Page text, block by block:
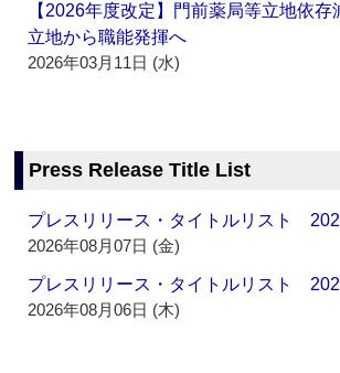
【2026年度改定】門前薬局等立地依
立地から職能発揮へ
2026年03月11日 (水)
Press Release Title List
プレスリリース・タイトルリスト
2026年08月07日 (金)
プレスリリース・タイトルリスト
2026年08月06日 (木)